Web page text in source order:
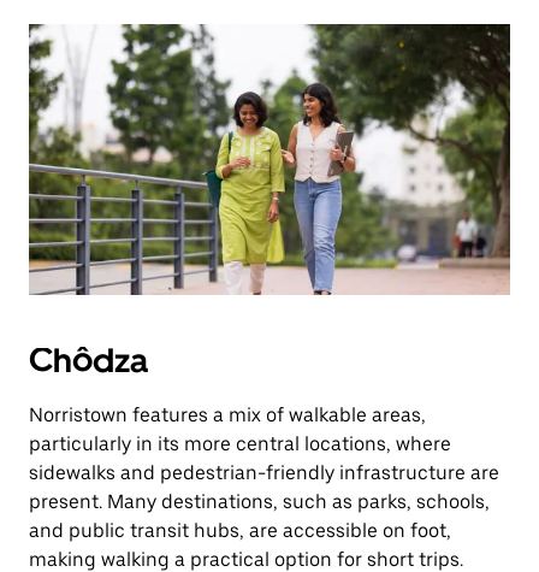
Chôdza
Norristown features a mix of walkable areas,
particularly in its more central locations, where
sidewalks and pedestrian-friendly infrastructure are
present. Many destinations, such as parks, schools,
and public transit hubs, are accessible on foot,
making walking a practical option for short trips.